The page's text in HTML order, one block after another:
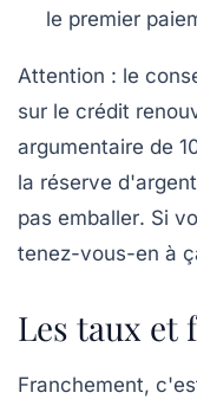
le premier
Attention : le
sur le crédit
argumentaire de
la réserve
pas emballer. Si
tenez-vous-en à
Les taux et
Franchement,